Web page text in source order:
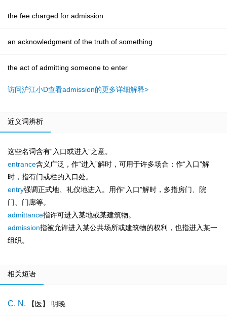
the fee charged for admission
an acknowledgment of the truth of something
the act of admitting someone to enter
访问沪江小D查看admission的更多详细解释>
近义词辨析
这些名词含有“入口或进入”之意。
entrance含义广泛，作“进入”解时，可用于许多场合；作“入口”解
时，指有门或栏的入口处。
entry强调正式地、礼仪地进入。用作“入口”解时，多指房门、院
门、门廊等。
admittance指许可进入某地或某建筑物。
admission指被允许进入某公共场所或建筑物的权利，也指进入某一
组织。
相关短语
C. N. 【医】 明晚